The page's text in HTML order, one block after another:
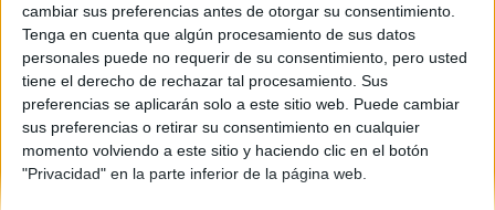
cambiar sus preferencias antes de otorgar su consentimiento.
Tenga en cuenta que algún procesamiento de sus datos
personales puede no requerir de su consentimiento, pero usted
tiene el derecho de rechazar tal procesamiento. Sus
preferencias se aplicarán solo a este sitio web. Puede cambiar
sus preferencias o retirar su consentimiento en cualquier
momento volviendo a este sitio y haciendo clic en el botón
"Privacidad" en la parte inferior de la página web.
Quiénes somos|Contactar|Anúnciate
Aviso legal|Politica de privacidad|Condiciones generales